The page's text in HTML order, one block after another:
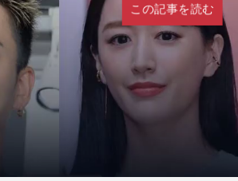
o
この記事を読む